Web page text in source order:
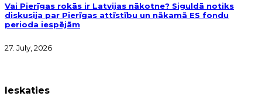
Vai Pierīgas rokās ir Latvijas nākotne? Siguldā notiks
diskusija par Pierīgas attīstību un nākamā ES fondu
perioda iespējām
27. July, 2026
Ieskaties